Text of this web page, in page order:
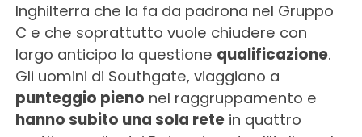
Inghilterra che la fa da padrona nel Gruppo
C e che soprattutto vuole chiudere con
largo anticipo la questione qualificazione.
Gli uomini di Southgate, viaggiano a
punteggio pieno nel raggruppamento e
hanno subito una sola retein quattro